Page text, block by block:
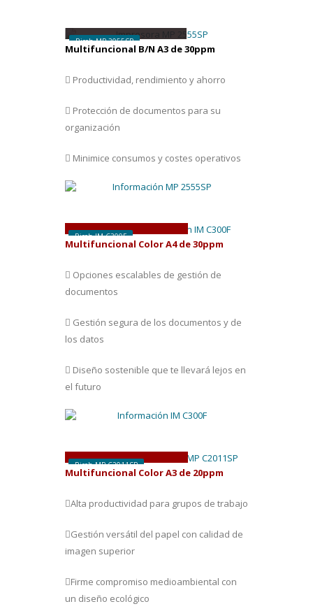
Ricoh MP 3055SP
Multifuncional B/N A3 de 30ppm
Productividad, rendimiento y ahorro
Protección de documentos para su
organización
Minimice consumos y costes operativos
Ricoh IM C300F
Multifuncional Color A4 de 30ppm
Opciones escalables de gestión de
documentos
Gestión segura de los documentos y de
los datos
Diseño sostenible que te llevará lejos en
el futuro
Ricoh MP C2011SP
Multifuncional Color A3 de 20ppm
Alta productividad para grupos de trabajo
Gestión versátil del papel con calidad de
imagen superior
Firme compromiso medioambiental con
un diseño ecológico